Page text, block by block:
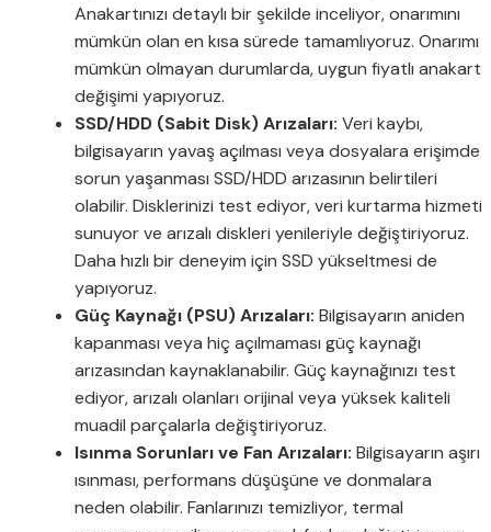
Anakartınızı detaylı bir şekilde inceliyor, onarımını
mümkün olan en kısa sürede tamamlıyoruz. Onarımı
mümkün olmayan durumlarda, uygun fiyatlı anakart
değişimi yapıyoruz.
SSD/HDD (Sabit Disk) Arızaları: Veri kaybı,
bilgisayarın yavaş açılması veya dosyalara erişimde
sorun yaşanması SSD/HDD arızasının belirtileri
olabilir. Disklerinizi test ediyor, veri kurtarma hizmeti
sunuyor ve arızalı diskleri yenileriyle değiştiriyoruz.
Daha hızlı bir deneyim için SSD yükseltmesi de
yapıyoruz.
Güç Kaynağı (PSU) Arızaları: Bilgisayarın aniden
kapanması veya hiç açılmaması güç kaynağı
arızasından kaynaklanabilir. Güç kaynağınızı test
ediyor, arızalı olanları orijinal veya yüksek kaliteli
muadil parçalarla değiştiriyoruz.
Isınma Sorunları ve Fan Arızaları: Bilgisayarın aşırı
ısınması, performans düşüşüne ve donmalara
neden olabilir. Fanlarınızı temizliyor, termal